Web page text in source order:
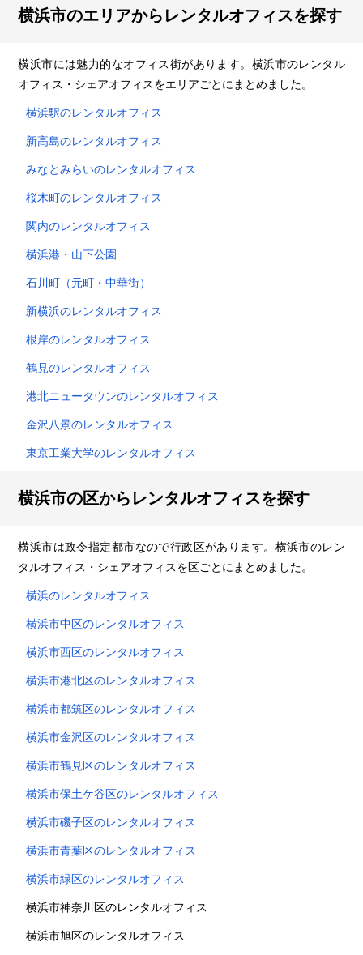
横浜市のエリアからレンタルオフィスを探す
横浜市には魅力的なオフィス街があります。横浜市のレンタル
オフィス・シェアオフィスをエリアごとにまとめました。
横浜駅のレンタルオフィス
新高島のレンタルオフィス
みなとみらいのレンタルオフィス
桜木町のレンタルオフィス
関内のレンタルオフィス
横浜港・山下公園
石川町（元町・中華街）
新横浜のレンタルオフィス
根岸のレンタルオフィス
鶴見のレンタルオフィス
港北ニュータウンのレンタルオフィス
金沢八景のレンタルオフィス
東京工業大学のレンタルオフィス
横浜市の区からレンタルオフィスを探す
横浜市は政令指定都市なので行政区があります。横浜市のレン
タルオフィス・シェアオフィスを区ごとにまとめました。
横浜のレンタルオフィス
横浜市中区のレンタルオフィス
横浜市西区のレンタルオフィス
横浜市港北区のレンタルオフィス
横浜市都筑区のレンタルオフィス
横浜市金沢区のレンタルオフィス
横浜市鶴見区のレンタルオフィス
横浜市保土ケ谷区のレンタルオフィス
横浜市磯子区のレンタルオフィス
横浜市青葉区のレンタルオフィス
横浜市緑区のレンタルオフィス
横浜市神奈川区のレンタルオフィス
横浜市旭区のレンタルオフィス